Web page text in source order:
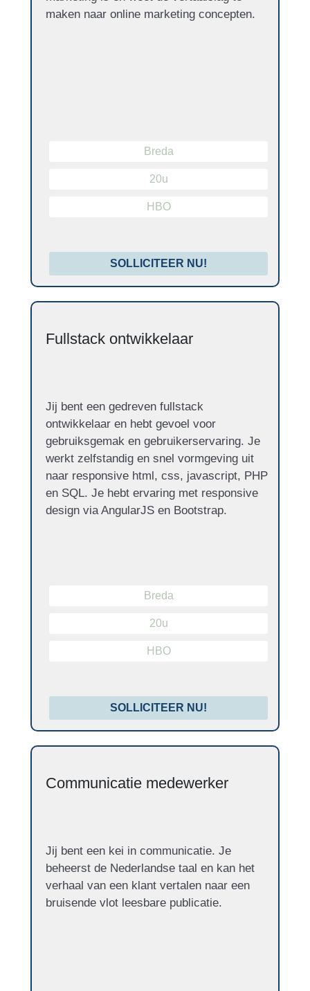
maken naar online marketing concepten.
Breda
20u
HBO
SOLLICITEER NU!
Fullstack ontwikkelaar
Jij bent een gedreven fullstack
ontwikkelaar en hebt gevoel voor
gebruiksgemak en gebruikerservaring. Je
werkt zelfstandig en snel vormgeving uit
naar responsive html, css, javascript, PHP
en SQL. Je hebt ervaring met responsive
design via AngularJS en Bootstrap.
Breda
20u
HBO
SOLLICITEER NU!
Communicatie medewerker
Jij bent een kei in communicatie. Je
beheerst de Nederlandse taal en kan het
verhaal van een klant vertalen naar een
bruisende vlot leesbare publicatie.